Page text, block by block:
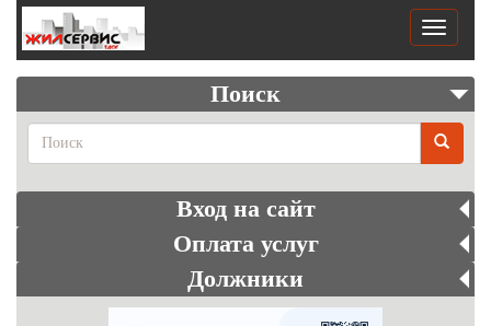
Перейти
основному
содержанию
Toggle
Поиск
Вход на сайт
Оплата услуг
Должники